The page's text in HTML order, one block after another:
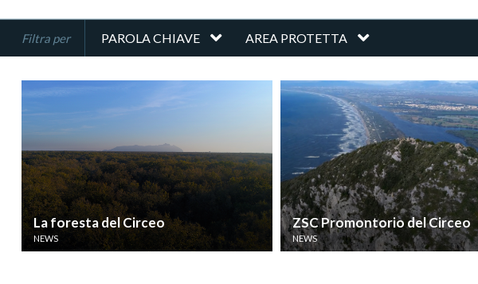
Filtra per PAROLA CHIAVE AREA PROTETTA
La foresta del Circeo
NEWS
ZSC Promontorio del Circeo
NEWS